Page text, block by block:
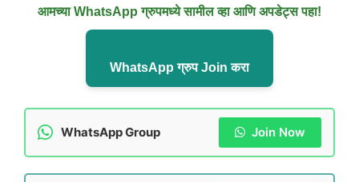
आमच्या WhatsApp ग्रुपमध्ये सामील व्हा आणि अपडेट्स पहा!
WhatsApp ग्रुप Join करा
WhatsApp Group Join Now